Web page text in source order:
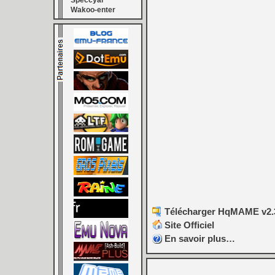
Wakoo-enter
Télécharger HqMAME
Site Officiel
En savoir plus…